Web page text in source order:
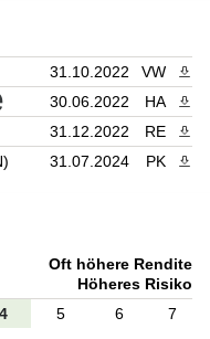
31.10.2022 VW
30.06.2022 HA
31.12.2022 RE
31.07.2024 PK
Oft höhere Rendite
Höheres Risiko
4 5 6 7